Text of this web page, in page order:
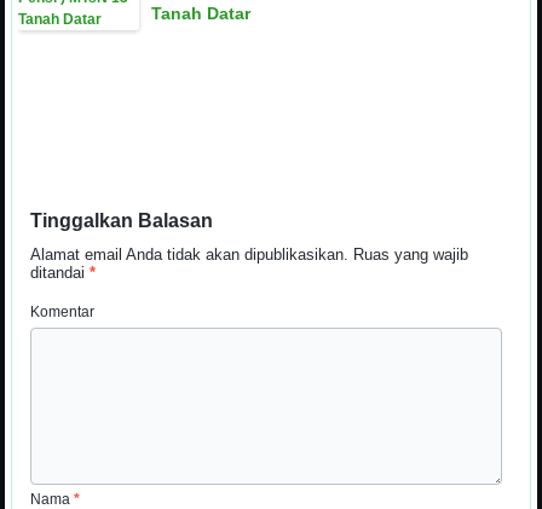
Tanah Datar
Tinggalkan Balasan
Alamat email Anda tidak akan dipublikasikan. Ruas yang wajib
ditandai*
Komentar
Nama*